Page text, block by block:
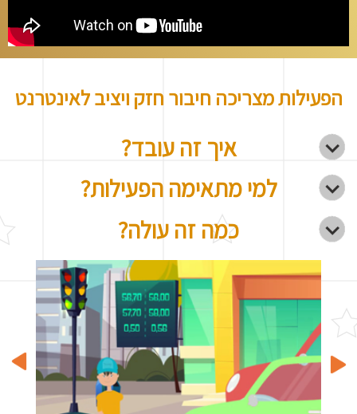
הפעילות מצריכה חיבור חזק ויציב לאינטרנט
איך זה עובד?
למי מתאימה הפעילות?
כמה זה עולה?
Next